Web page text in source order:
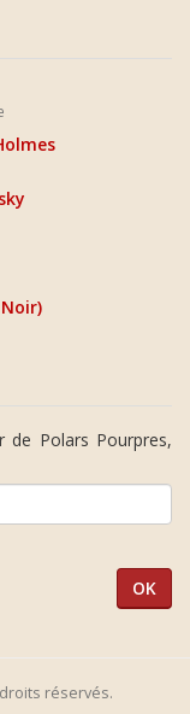
de Polars Pourpres,
réservés.